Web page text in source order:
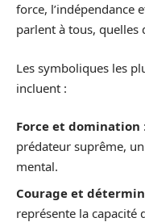
force, l’indépendance
parlent à tous, quelles
Les symboliques les
incluent :
Force et domination
prédateur suprême,
mental.
Courage et
représente la capacité